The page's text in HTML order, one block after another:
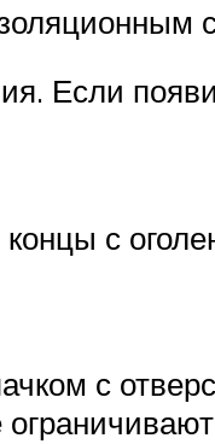
Если
концы с
с